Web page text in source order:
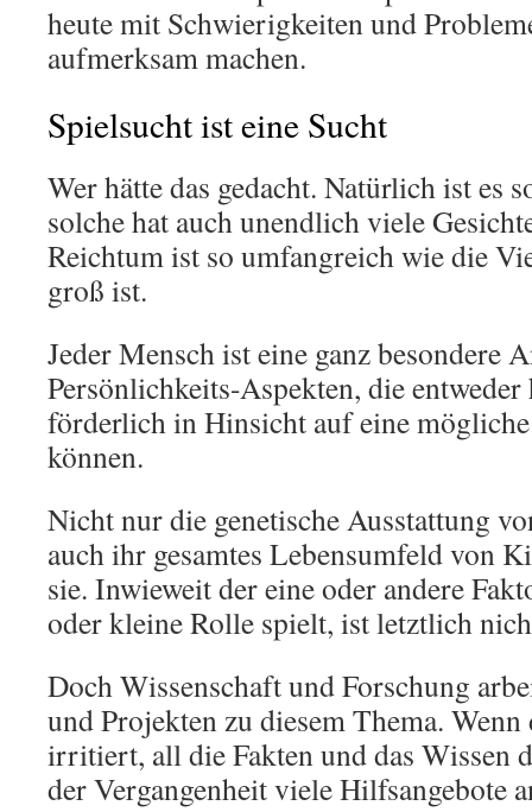
heute mit Schwierigkeiten und
aufmerksam machen.
Spielsucht ist eine Sucht
Wer hätte das gedacht. Natürlich ist es
solche hat auch unendlich viele
Reichtum ist so umfangreich wie die
groß ist.
Jeder Mensch ist eine ganz besondere
Persönlichkeits-Aspekten, die
förderlich in Hinsicht auf eine
können.
Nicht nur die genetische Ausstattung
auch ihr gesamtes Lebensumfeld von
sie. Inwieweit der eine oder andere
oder kleine Rolle spielt, ist letztlich
Doch Wissenschaft und Forschung
und Projekten zu diesem Thema. Wenn
irritiert, all die Fakten und das Wissen
der Vergangenheit viele Hilfsangebote